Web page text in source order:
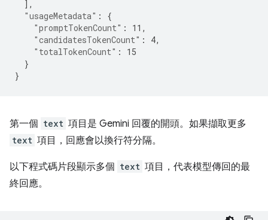
],
"usageMetadata" :
{
"promptTokenCount" : 11 ,
"candidatesTokenCount" : 4,
"totalTokenCount" :
15
}
}
第一個 text 項目是 Gemini 回覆的開頭。如果擷取更多
text 項目，回應會以換行符分隔。
以下程式碼片段顯示多個 text 項目，代表模型傳回的最
終回應。